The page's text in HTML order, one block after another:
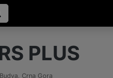
PLUS
, Crna Gora